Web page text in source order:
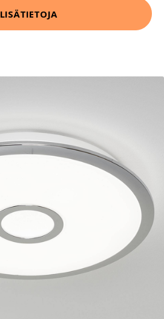
LISÄTIETOJA